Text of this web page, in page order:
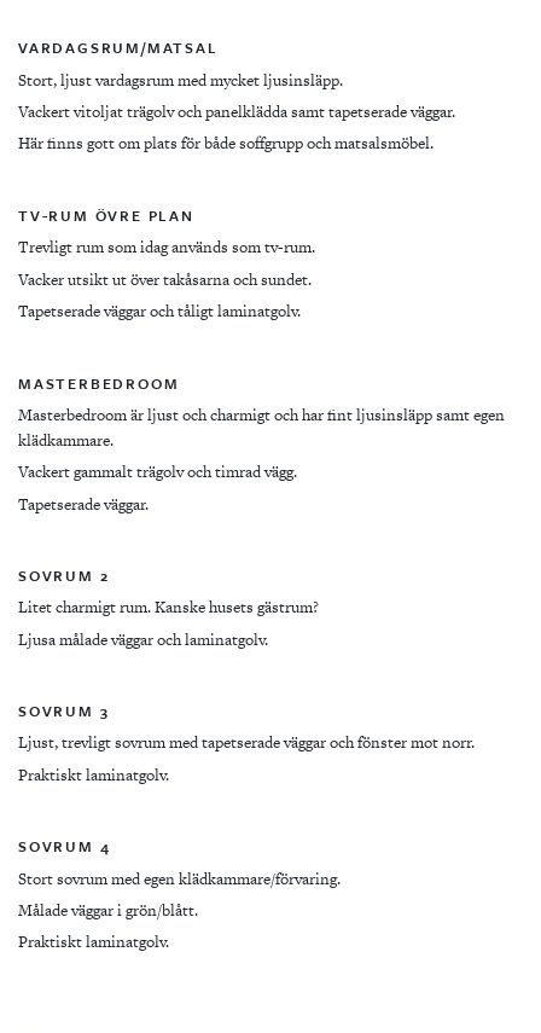
VARDAGSRUM/MATSAL
Stort, ljust vardagsrum med mycket ljusinsläpp.
Vackert vitoljat trägolv och panelklädda samt tapetserade väggar.
Här finns gott om plats för både soffgrupp och matsalsmöbel.
TV-RUM ÖVRE PLAN
Trevligt rum som idag används som tv-rum.
Vacker utsikt ut över takåsarna och sundet.
Tapetserade väggar och tåligt laminatgolv.
MASTERBEDROOM
Masterbedroom är ljust och charmigt och har fint ljusinsläpp samt egen
klädkammare.
Vackert gammalt trägolv och timrad vägg.
Tapetserade väggar.
SOVRUM 2
Litet charmigt rum. Kanske husets gästrum?
Ljusa målade väggar och laminatgolv.
SOVRUM 3
Ljust, trevligt sovrum med tapetserade väggar och fönster mot norr.
Praktiskt laminatgolv.
SOVRUM 4
Stort sovrum med egen klädkammare/förvaring.
Målade väggar i grön/blått.
Praktiskt laminatgolv.